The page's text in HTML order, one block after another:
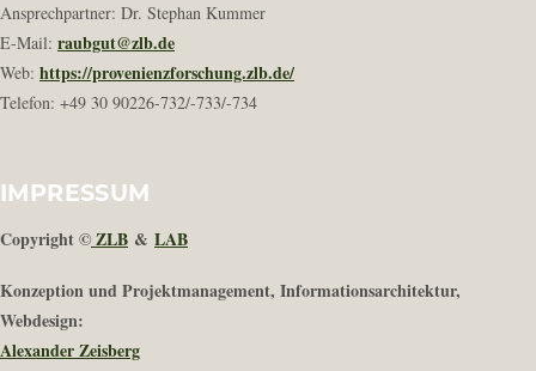
Ansprechpartner: Dr. Stephan Kummer
E-Mail: raubgut@zlb.de
Web: https://provenienzforschung.zlb.de/
Telefon: +49 30 90226-732/-733/-734
IMPRESSUM
Copyright ©ZLB & LAB
Konzeption und Projektmanagement, Informationsarchitektur,
Webdesign:
Alexander Zeisberg